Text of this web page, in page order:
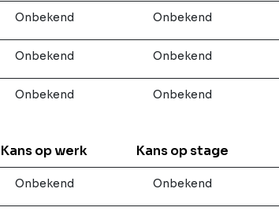
Onbekend Onbekend
Onbekend Onbekend
Onbekend Onbekend
Kans op werk Kans op stage
Onbekend Onbekend